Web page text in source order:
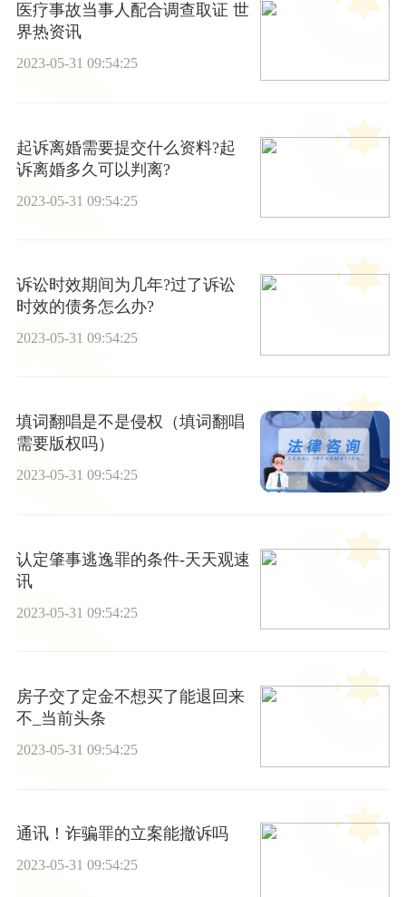
医疗事故当事人配合调查取证 世
界热资讯
2023-05-31 09:54:25
起诉离婚需要提交什么资料?起
诉离婚多久可以判离?
2023-05-31 09:54:25
诉讼时效期间为几年?过了诉讼
时效的债务怎么办?
2023-05-31 09:54:25
填词翻唱是不是侵权（填词翻唱
需要版权吗）
2023-05-31 09:54:25
认定肇事逃逸罪的条件-天天观速
讯
2023-05-31 09:54:25
房子交了定金不想买了能退回来
不_当前头条
2023-05-31 09:54:25
通讯！诈骗罪的立案能撤诉吗
2023-05-31 09:54:25